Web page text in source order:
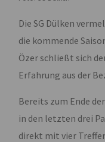
Die SG Dülken
die kommende
Özer schließt sich
Erfahrung aus der
Bereits zum Ende
in den letzten drei
direkt mit vier